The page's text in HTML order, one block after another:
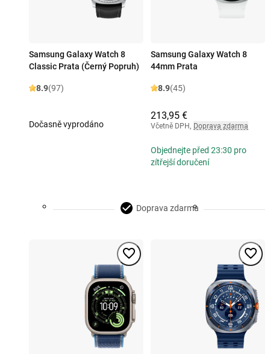
Samsung Galaxy Watch 8
Classic Prata (Černý Popruh)
8.9(97)
Dočasně vyprodáno
Samsung Galaxy Watch 8
44mm Prata
8.9(45)
213,95 €
Včetně DPH, Doprava zdarma
Objednejte před 23:30 pro
zítřejší doručení
Doprava zdarma